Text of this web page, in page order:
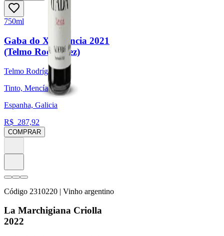
750ml
Gaba do Xil Mencia 2021
(Telmo Rodríguez)
Telmo Rodríguez
Tinto, Mencía
Espanha, Galicia
R$ 287,92
COMPRAR
Código 2310220 | Vinho argentino
La Marchigiana Criolla
2022